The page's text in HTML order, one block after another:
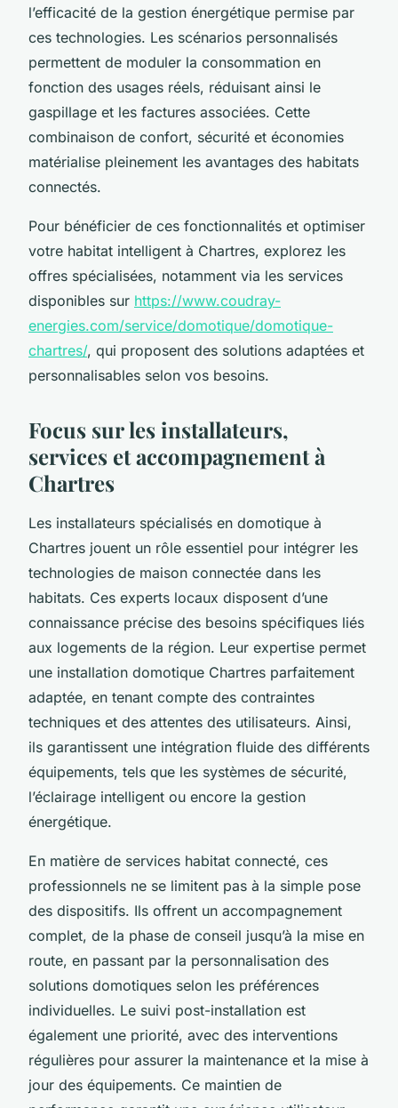
l’efficacité de la gestion énergétique permise par
ces technologies. Les scénarios personnalisés
permettent de moduler la consommation en
fonction des usages réels, réduisant ainsi le
gaspillage et les factures associées. Cette
combinaison de confort, sécurité et économies
matérialise pleinement les avantages des habitats
connectés.
Pour bénéficier de ces fonctionnalités et optimiser
votre habitat intelligent à Chartres, explorez les
offres spécialisées, notamment via les services
disponibles sur https://www.coudray-
energies.com/service/domotique/domotique-
chartres/, qui proposent des solutions adaptées et
personnalisables selon vos besoins.
Focus sur les installateurs,
services et accompagnement à
Chartres
Les installateurs spécialisés en domotique à
Chartres jouent un rôle essentiel pour intégrer les
technologies de maison connectée dans les
habitats. Ces experts locaux disposent d’une
connaissance précise des besoins spécifiques liés
aux logements de la région. Leur expertise permet
une installation domotique Chartres parfaitement
adaptée, en tenant compte des contraintes
techniques et des attentes des utilisateurs. Ainsi,
ils garantissent une intégration fluide des différents
équipements, tels que les systèmes de sécurité,
l’éclairage intelligent ou encore la gestion
énergétique.
En matière de services habitat connecté, ces
professionnels ne se limitent pas à la simple pose
des dispositifs. Ils offrent un accompagnement
complet, de la phase de conseil jusqu’à la mise en
route, en passant par la personnalisation des
solutions domotiques selon les préférences
individuelles. Le suivi post-installation est
également une priorité, avec des interventions
régulières pour assurer la maintenance et la mise à
jour des équipements. Ce maintien de